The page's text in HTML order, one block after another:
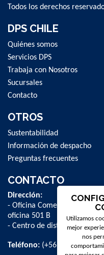
Todos los derechos
DPS CHILE
Quiénes somos
Servicios DPS
Trabaja con Nosotros
Sucursales
Contacto
OTROS
Sustentabilidad
Información de despacho
Preguntas frecuentes
CONTACTO
Dirección:
- Oficina Comercial y
oficina 501 B
- Centro de distribución: La
Teléfono: (+56 2) 2 584 8900
Utilizamos
mejor
nos